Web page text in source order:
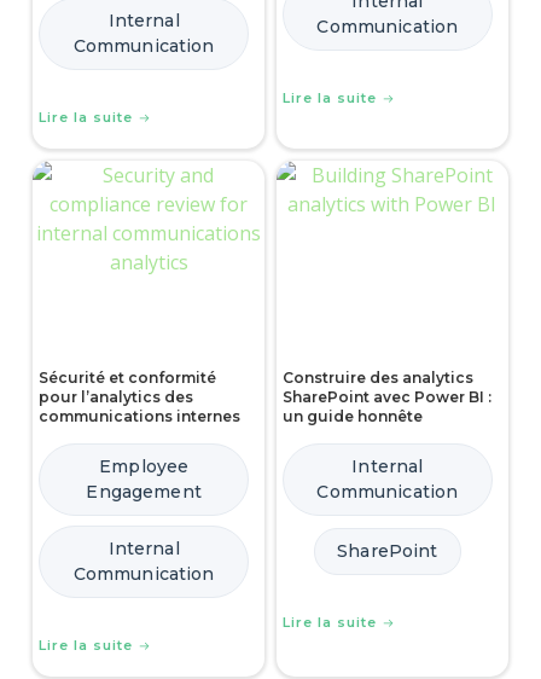
Internal
Communication
Lire la suite
Communication
Lire la suite
Sécurité et conformité
pour l’analytics des
communications internes
Employee
Engagement
Internal
Communication
Lire la suite
Construire des analytics
SharePoint avec Power BI :
un guide honnête
Internal
Communication
SharePoint
Lire la suite